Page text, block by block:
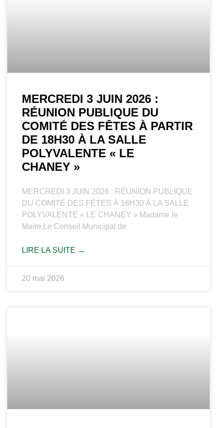
MERCREDI 3 JUIN 2026 :
RÉUNION PUBLIQUE DU
COMITÉ DES FÊTES À PARTIR
DE 18H30 À LA SALLE
POLYVALENTE « LE
CHANEY »
MERCREDI 3 JUIN 2026 : RÉUNION PUBLIQUE
DU COMITÉ DES FÊTES À 18H30 À LA SALLE
POLYVALENTE « LE CHANEY » Madame le
Maire,Le Conseil Municipal de
LIRE LA SUITE →
20 mai 2026